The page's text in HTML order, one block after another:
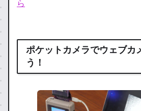
ら
ポケットカメラでウェブカ
う！